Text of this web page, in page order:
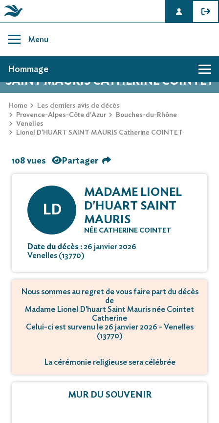
content
Menu
AVIS DE DÉCÈS DE LIONEL D'HUART
SAINT MAURIS CATHERINE COINTET
Home
Les derniers avis de décès
Provence-Alpes-Côte d'Azur
Bouches-du-Rhône
Venelles
Lionel D'HUART SAINT MAURIS Catherine COINTET
Hommage
108 vues Partager
LD
MADAME LIONEL
D'HUART SAINT
MAURIS
NÉE CATHERINE COINTET
Date du décès :26 janvier 2026
Venelles (13770)
Nous sommes au regret de vous faire part du décès
de
Madame Lionel D'huart Saint Mauris née Cointet
Catherine
Celui-ci est survenu le 26 janvier 2026 - Venelles
(13770)
La cérémonie religieuse sera célébrée
MUR DU SOUVENIR